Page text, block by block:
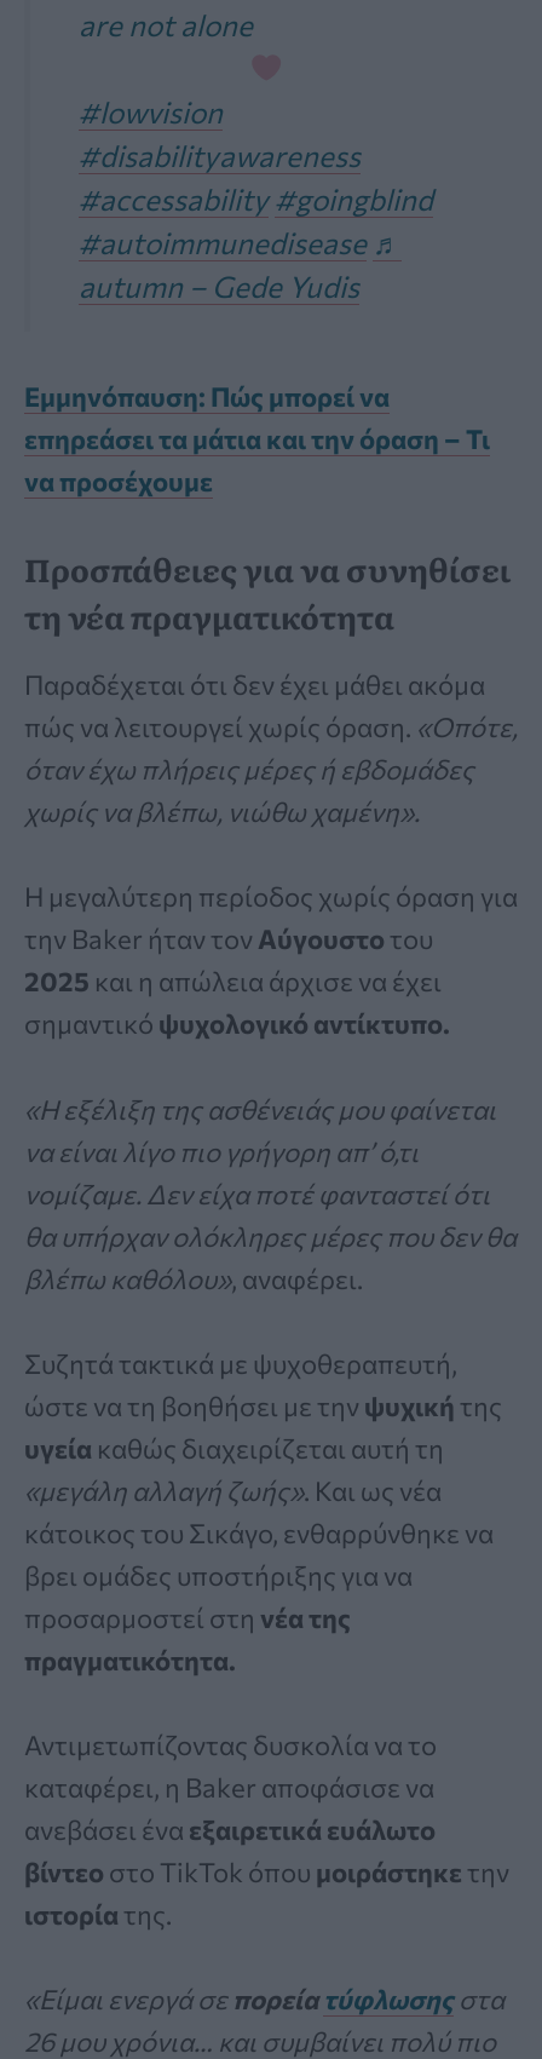
are not alone
#lowvision
#disabilityawareness
#accessability #goingblind
#autoimmunedisease ♬
autumn – Gede Yudis
Εμμηνόπαυση: Πώς μπορεί να
επηρεάσει τα μάτια και την όραση – Τι
να προσέχουμε
Προσπάθειες για να συνηθίσει
τη νέα πραγματικότητα
Παραδέχεται ότι δεν έχει μάθει ακόμα
πώς να λειτουργεί χωρίς όραση. «Οπότε,
όταν έχω πλήρεις μέρες ή εβδομάδες
χωρίς να βλέπω, νιώθω χαμένη».
Η μεγαλύτερη περίοδος χωρίς όραση για
την Baker ήταν τον Αύγουστο του
2025 και η απώλεια άρχισε να έχει
σημαντικό ψυχολογικό αντίκτυπο.
«Η εξέλιξη της ασθένειάς μου φαίνεται
να είναι λίγο πιο γρήγορη απ’ ό,τι
νομίζαμε. Δεν είχα ποτέ φανταστεί ότι
θα υπήρχαν ολόκληρες μέρες που δεν θα
βλέπω καθόλου», αναφέρει.
Συζητά τακτικά με ψυχοθεραπευτή,
ώστε να τη βοηθήσει με την ψυχική της
υγεία καθώς διαχειρίζεται αυτή τη
«μεγάλη αλλαγή ζωής». Και ως νέα
κάτοικος του Σικάγο, ενθαρρύνθηκε να
βρει ομάδες υποστήριξης για να
προσαρμοστεί στη νέατης
πραγματικότητα.
Αντιμετωπίζοντας δυσκολία να το
καταφέρει, η Baker αποφάσισε να
ανεβάσει ένα εξαιρετικά ευάλωτο
βίντεο στο TikTok όπου μοιράστηκε την
ιστορία της.
«Είμαι ενεργά σε πορείατύφλωσηςστα
26 μου χρόνια… και συμβαίνει πολύ πιο